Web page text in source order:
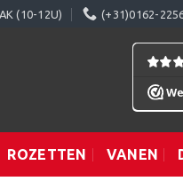
(10-12U) (+31)0162-
ROZETTEN VANEN